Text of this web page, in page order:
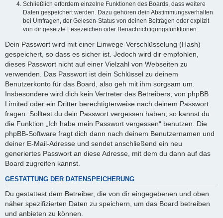
Schließlich erfordern einzelne Funktionen des Boards, dass weitere
Daten gespeichert werden. Dazu gehören dein Abstimmungsverhalten
bei Umfragen, der Gelesen-Status von deinen Beiträgen oder explizit
von dir gesetzte Lesezeichen oder Benachrichtigungsfunktionen.
Dein Passwort wird mit einer Einwege-Verschlüsselung (Hash)
gespeichert, so dass es sicher ist. Jedoch wird dir empfohlen,
dieses Passwort nicht auf einer Vielzahl von Webseiten zu
verwenden. Das Passwort ist dein Schlüssel zu deinem
Benutzerkonto für das Board, also geh mit ihm sorgsam um.
Insbesondere wird dich kein Vertreter des Betreibers, von phpBB
Limited oder ein Dritter berechtigterweise nach deinem Passwort
fragen. Solltest du dein Passwort vergessen haben, so kannst du
die Funktion „Ich habe mein Passwort vergessen“ benutzen. Die
phpBB-Software fragt dich dann nach deinem Benutzernamen und
deiner E-Mail-Adresse und sendet anschließend ein neu
generiertes Passwort an diese Adresse, mit dem du dann auf das
Board zugreifen kannst.
GESTATTUNG DER DATENSPEICHERUNG
Du gestattest dem Betreiber, die von dir eingegebenen und oben
näher spezifizierten Daten zu speichern, um das Board betreiben
und anbieten zu können.